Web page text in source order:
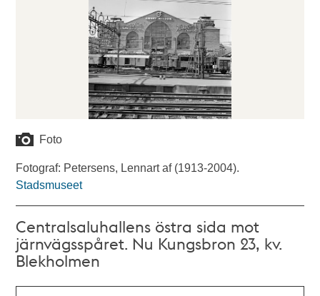
Foto
Fotograf: Petersens, Lennart af (1913-2004).
Stadsmuseet
Centralsaluhallens östra sida mot
järnvägsspåret. Nu Kungsbron 23, kv.
Blekholmen